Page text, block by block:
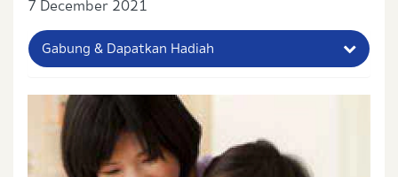
7 December 2021
Gabung & Dapatkan Hadiah
Nama Lengkap Ibu
No. Handphone (Whatsapp)